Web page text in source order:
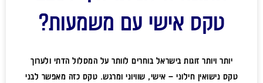
טקס אישי עם משמעות?
יותר ויותר זוגות בישראל בוחרים לוותר על המסלול הדתי ולערוך
טקס נישואין חילוני – אישי, שוויוני ומרגש. טקס כזה מאפשר לבני